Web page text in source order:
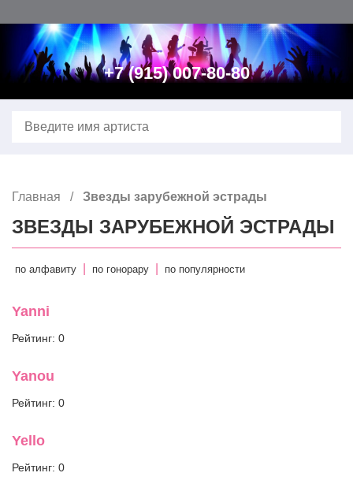
+7 (915) 007-80-80
Главная Звезды зарубежной эстрады
ЗВЕЗДЫ ЗАРУБЕЖНОЙ ЭСТРАДЫ
по алфавиту по гонорару по популярности
Yanni
Рейтинг: 0
Yanou
Рейтинг: 0
Yello
Рейтинг: 0
Главная
Контакты
Расширенный поиск
Звезды зарубежной эстрады
Ведущий, конферансье, тамада
Юмористы, пародисты